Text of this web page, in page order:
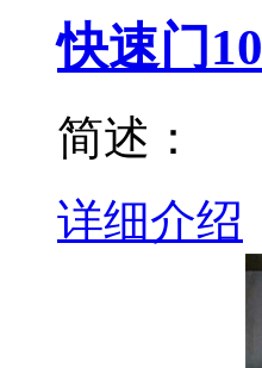
快速门10
简述：
详细介绍